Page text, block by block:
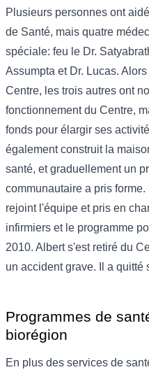
Plusieurs personnes ont
de Santé, mais quatre
spéciale: feu le Dr.
Assumpta et Dr. Lucas.
Centre, les trois autres ont
fonctionnement du Centre,
fonds pour élargir ses
également construit la
santé, et graduellement un
communautaire a pris
rejoint l'équipe et pris en
infirmiers et le programme
2010. Albert s'est retiré du
un accident grave. Il a quitté
Programmes de
biorégion
En plus des services de